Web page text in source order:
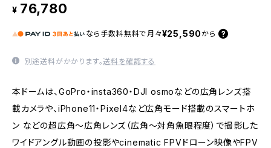
¥ 76,780
なら 手数料無料で 月々¥25,590 から
別途送料がかかります。送料を確認する
本ドームは、GoPro・insta360・DJI osmoなどの広角レンズ搭
載カメラや、iPhone11・Pixel4など広角モード搭載のスマートホ
ン などの超広角〜広角レンズ（広角〜対角魚眼程度）で撮影した
ワイドアングル動画の投影やcinematic FPVドローン映像やFPV